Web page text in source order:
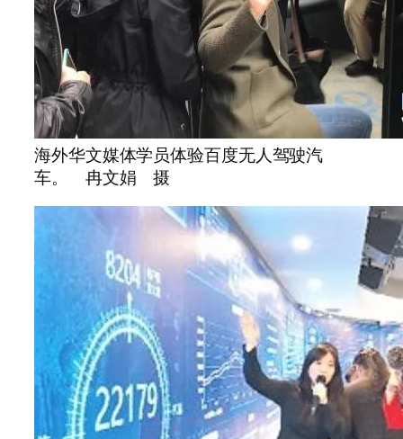
海外华文媒体学员体验百度无人驾驶汽
车。 冉文娟 摄